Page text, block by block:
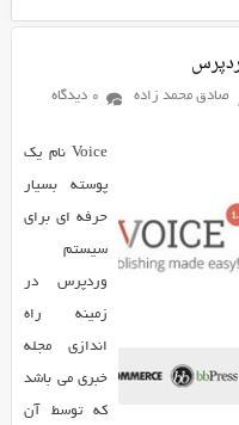
صادق محمد زاده 0 دیدگاه
Voice نام یک
پوسته بسیار
حرفه ای برای
سیستم
وردپرس در
زمینه راه
اندازی مجله
خبری می باشد
که توسط آن